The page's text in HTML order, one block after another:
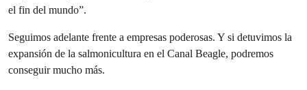
el fin del mundo”.
Seguimos adelante frente a empresas poderosas. Y si detuvimos la
expansión de la salmonicultura en el Canal Beagle, podremos
conseguir mucho más.